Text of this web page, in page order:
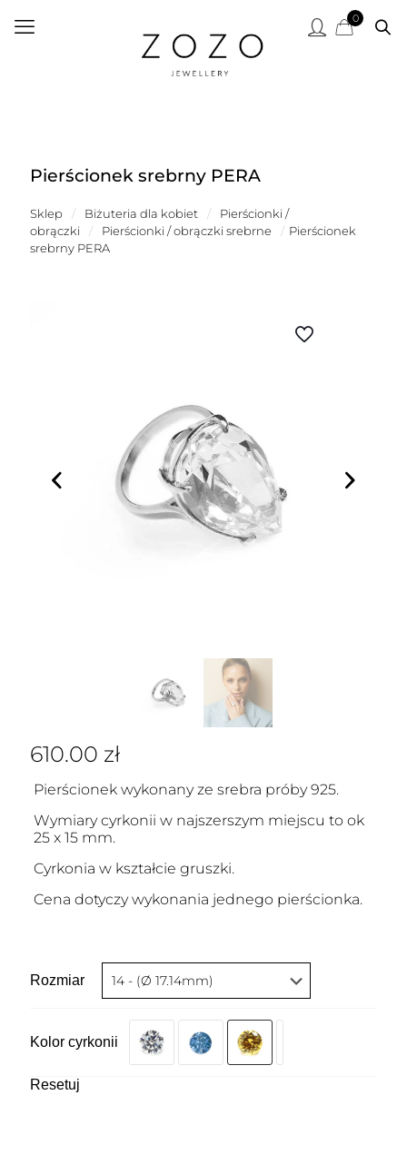
0
Pierścionek srebrny PERA
Sklep / Biżuteria dla kobiet /
Pierścionki /
obrączki
/ Pierścionki / obrączki srebrne / Pierścionek
srebrny PERA
610.00 zł
Pierścionek wykonany ze srebra próby 925.
Wymiary cyrkonii w najszerszym miejscu to ok
25 x 15 mm.
Cyrkonia w kształcie gruszki.
Cena dotyczy wykonania jednego pierścionka.
Rozmiar
Kolor cyrkonii
Resetuj